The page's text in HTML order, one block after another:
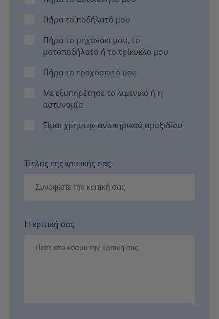
Πήρα το ποδήλατό μου
Πήρα το μηχανάκι μου, το
μοτοποδήλατο ή το τρίκυκλο μου
Πήρα το τροχόσπιτό μου
Με εξυπηρέτησε το λιμενικό ή η
αστυνομία
Είμαι χρήστης αναπηρικού αμαξιδίου
Τίτλος της κριτικής σας
Η κριτική σας